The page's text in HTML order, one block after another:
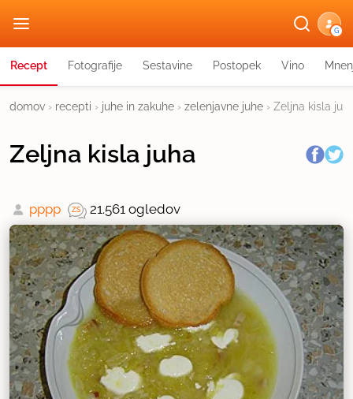
G
Recept Fotografije Sestavine Postopek Vino
domov › recepti › juhe in zakuhe › zelenjavne juhe › Zeljna kisla
Zeljna kisla juha
pppp 21.561 ogledov